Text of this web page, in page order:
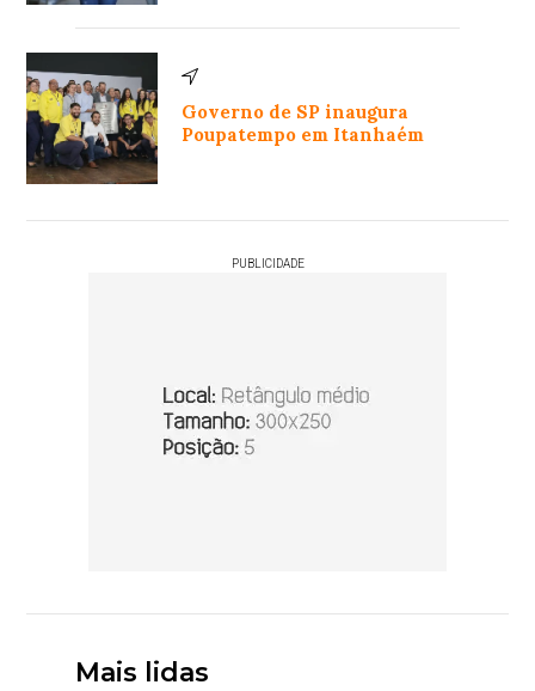
Governo de SP inaugura
Poupatempo em Itanhaém
PUBLICIDADE
Mais lidas